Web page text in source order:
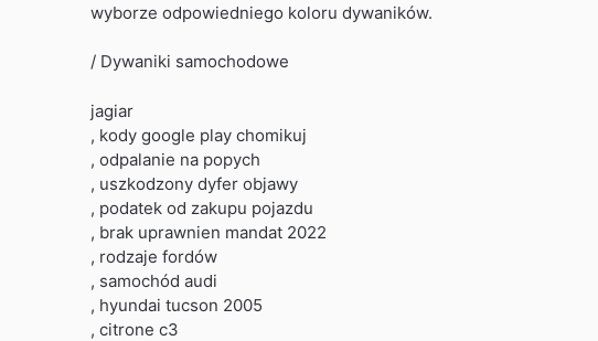
wyborze odpowiedniego koloru dywaników.
/ Dywaniki samochodowe
jagiar
, kody google play chomikuj
, odpalanie na popych
, uszkodzony dyfer objawy
, podatek od zakupu pojazdu
, brak uprawnien mandat 2022
, rodzaje fordów
, samochód audi
, hyundai tucson 2005
, citrone c3